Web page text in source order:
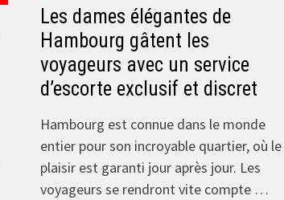
Les dames élégantes de
Hambourg gâtent les
voyageurs avec un service
d’escorte exclusif et discret
Hambourg est connue dans le monde
entier pour son incroyable quartier, où le
plaisir est garanti jour après jour. Les
voyageurs se rendront vite compte …